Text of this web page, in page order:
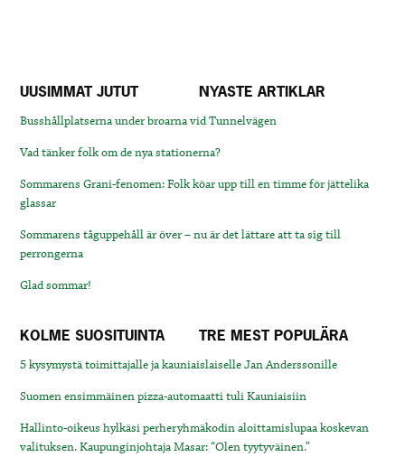
UUSIMMAT JUTUT NYASTE ARTIKLAR
Busshållplatserna under broarna vid Tunnelvägen
Vad tänker folk om de nya stationerna?
Sommarens Grani-fenomen: Folk köar upp till en timme för jättelika
glassar
Sommarens tåguppehåll är över – nu är det lättare att ta sig till
perrongerna
Glad sommar!
KOLME SUOSITUINTA TRE MEST POPULÄRA
5 kysymystä toimittajalle ja kauniaislaiselle Jan Anderssonille
Suomen ensimmäinen pizza-automaatti tuli Kauniaisiin
Hallinto-oikeus hylkäsi perheryhmäkodin aloittamislupaa koskevan
valituksen. Kaupunginjohtaja Masar: “Olen tyytyväinen.”